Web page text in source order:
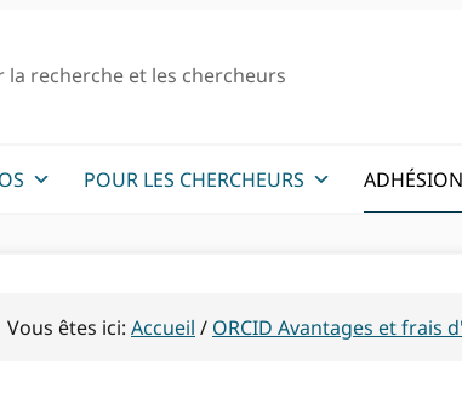
la recherche et les chercheurs
POUR LES CHERCHEURS ADHÉSION
Vous êtes ici: Accueil / ORCID Avantages et frais